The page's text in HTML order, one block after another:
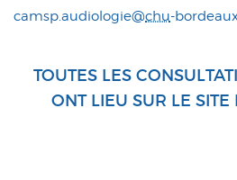
camsp.audiologie@chu-
TOUTES LES
ONT LIEU SUR LE SITE